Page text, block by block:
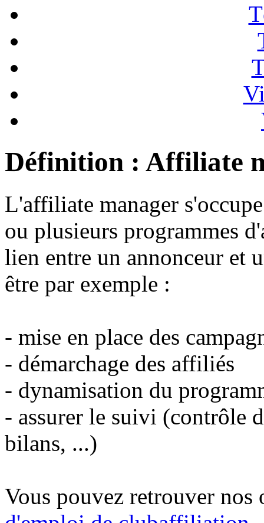
Définition : Affiliate
L'affiliate manager
ou plusieurs programmes
lien entre un annonceur et
être par exemple :
- mise en place des
- démarchage des affiliés
- dynamisation du
- assurer le suivi (contrôle
bilans, ...)
Vous pouvez retrouver